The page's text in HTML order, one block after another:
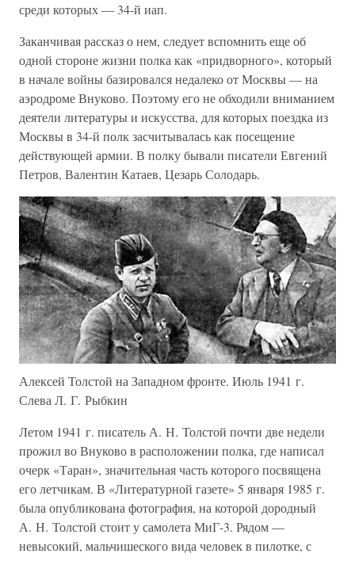
среди которых — 34-й иап.
Заканчивая рассказ о нем, следует вспомнить еще об
одной стороне жизни полка как «придворного», который
в начале войны базировался недалеко от Москвы — на
аэродроме Внуково. Поэтому его не обходили вниманием
деятели литературы и искусства, для которых поездка из
Москвы в 34-й полк засчитывалась как посещение
действующей армии. В полку бывали писатели Евгений
Петров, Валентин Катаев, Цезарь Солодарь.
Алексей Толстой на Западном фронте. Июль 1941 г.
Слева Л. Г. Рыбкин
Летом 1941 г. писатель А. Н. Толстой почти две недели
прожил во Внуково в расположении полка, где написал
очерк «Таран», значительная часть которого посвящена
его летчикам. В «Литературной газете» 5 января 1985 г.
была опубликована фотография, на которой дородный
А. Н. Толстой стоит у самолета МиГ-3. Рядом —
невысокий, мальчишеского вида человек в пилотке, с